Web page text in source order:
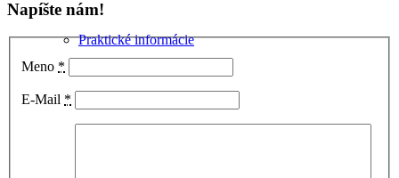
Praktické informácie
Napíšte nám!
Meno *
E-Mail *